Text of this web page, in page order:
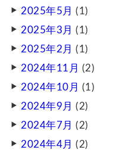
2025年5月 (1)
2025年3月 (1)
2025年2月 (1)
2024年11月 (2)
2024年10月 (1)
2024年9月 (2)
2024年7月 (2)
2024年4月 (2)